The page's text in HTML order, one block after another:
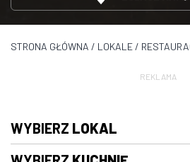
STRONA GŁÓWNA / LOKALE /
REKLAMA
WYBIERZ LOKAL